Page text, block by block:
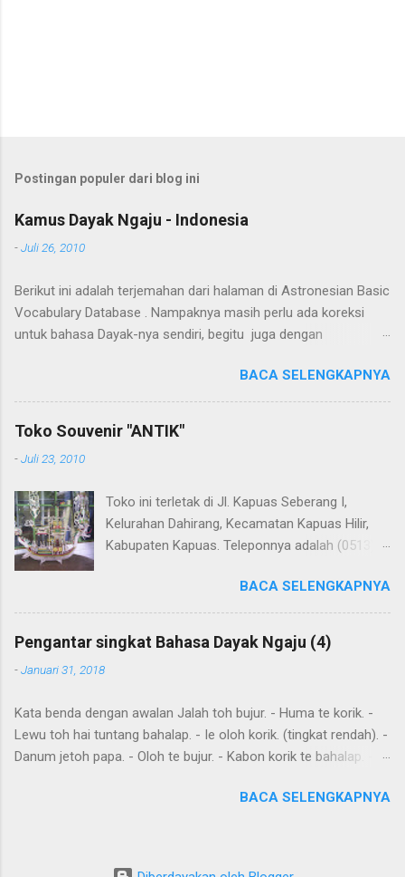
Postingan populer dari blog ini
Kamus Dayak Ngaju - Indonesia
-Juli 26, 2010
Berikut ini adalah terjemahan dari halaman di Astronesian Basic
Vocabulary Database . Nampaknya masih perlu ada koreksi
untuk bahasa Dayak-nya sendiri, begitu juga dengan
Translate . Koreksi bahasa dibantu oleh Dra. Hernawaty, M.Kes.
Untuk koreksi dari halaman ini dapat diberikan pada komentar.
Upaya penerjemahan Kamus Bahasa Dayak - Jerman sedang
Indonesia .
BACA SELENGKAPNYA
Toko Souvenir "ANTIK"
-Juli 23, 2010
Toko ini terletak di Jl. Kapuas Seberang I,
Kelurahan Dahirang, Kecamatan Kapuas Hilir,
Kabupaten Kapuas. Teleponnya adalah (0513)
Kapuas seperti perahu naga yang terbuat dari
getah nyatu (sebagaimana tampak dalam
gambar berikut ini): Perahu naga dari getah
nyatu
BACA SELENGKAPNYA
Pengantar singkat Bahasa Dayak Ngaju (4)
-Januari 31, 2018
Kata benda dengan awalan Jalah toh bujur. - Huma te korik. -
Lewu toh hai tuntang bahalap. - Ie oloh korik. (tingkat rendah). -
Danum jetoh papa. - Oloh te bujur. - Kabon korik te bahalap. -
yang dibentuk dari kata sehari-hari Ingat: Kalimat biasanya
ditekankan. Kemurnia suku juga penting. Tensesnya dibentuk
BACA SELENGKAPNYA